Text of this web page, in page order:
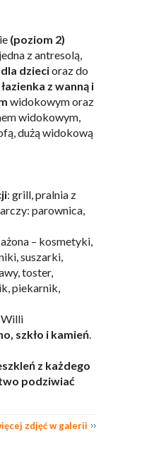
(poziom 2)
z antresolą,
dziecioraz do
łazienka z wanną i
widokowym oraz
widokowym,
dużą widokową
: grill, pralnia z
parownica,
– kosmetyki,
suszarki,
toster,
piekarnik,
Willi
szkło i kamień.
z każdego
podziwiać
zdjęć w galerii